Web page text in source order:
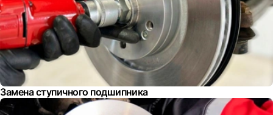
Замена ступичного подшипника